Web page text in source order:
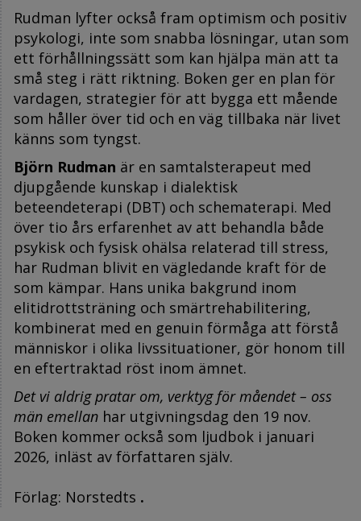
Rudman lyfter också fram optimism och positiv
psykologi, inte som snabba lösningar, utan som
ett förhållningssätt som kan hjälpa män att ta
små steg i rätt riktning. Boken ger en plan för
vardagen, strategier för att bygga ett mående
som håller över tid och en väg tillbaka när livet
känns som tyngst.
Björn Rudman är en samtalsterapeut med
djupgående kunskap i dialektisk
beteendeterapi (DBT) och schematerapi. Med
över tio års erfarenhet av att behandla både
psykisk och fysisk ohälsa relaterad till stress,
har Rudman blivit en vägledande kraft för de
som kämpar. Hans unika bakgrund inom
elitidrottsträning och smärtrehabilitering,
kombinerat med en genuin förmåga att förstå
människor i olika livssituationer, gör honom till
en eftertraktad röst inom ämnet.
Det vi aldrig pratar om, verktyg för måendet – oss
män emellan har utgivningsdag den 19 nov.
Boken kommer också som ljudbok i januari
2026, inläst av författaren själv.
Förlag: Norstedts .